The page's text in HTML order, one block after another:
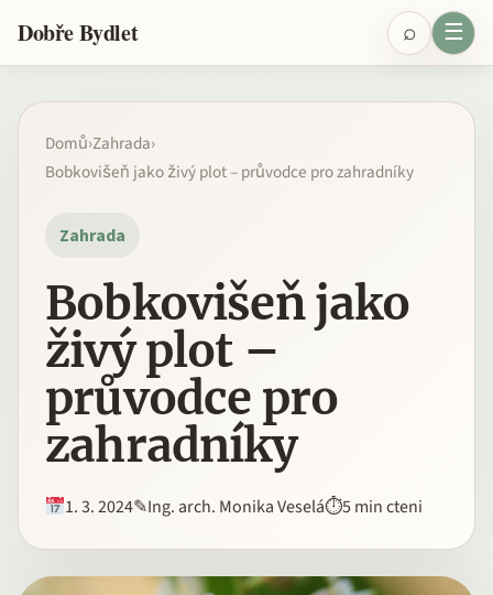
Dobře Bydlet ⌕ ☰
Domů›Zahrada›
Bobkovišeň jako živý plot – průvodce pro zahradníky
Zahrada
Bobkovišeň jako
živý plot –
průvodce pro
zahradníky
1. 3. 2024✎Ing. arch. Monika Veselá⏱5 min cteni